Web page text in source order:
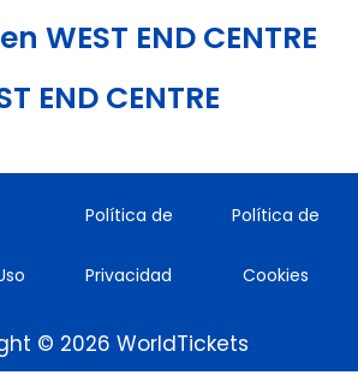
WEST END CENTRE
END CENTRE
Política de
Privacidad
Política de
Cookies
© 2026 WorldTickets